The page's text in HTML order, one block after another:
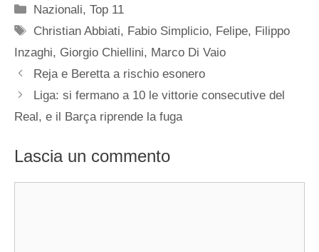
Categorie
Nazionali,Top 11
Tag
Christian Abbiati, Fabio Simplicio, Felipe, Filippo
Inzaghi, Giorgio Chiellini, Marco Di Vaio
Reja e Beretta a rischio esonero
Liga: si fermano a 10 le vittorie consecutive del
Real, e il Barça riprende la fuga
Lascia un commento